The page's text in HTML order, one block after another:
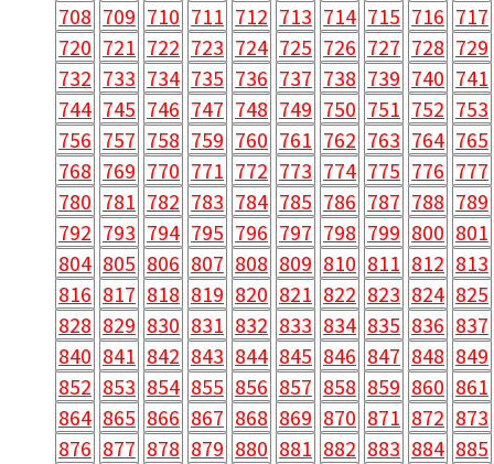
708 709 710 711 712 713 714 715 716 717
720 721 722 723 724 725 726 727 728 729
732 733 734 735 736 737 738 739 740 741
744 745 746 747 748 749 750 751 752 753
756 757 758 759 760 761 762 763 764 765
768 769 770 771 772 773 774 775 776 777
780 781 782 783 784 785 786 787 788 789
792 793 794 795 796 797 798 799 800 801
804 805 806 807 808 809 810 811 812 813
816 817 818 819 820 821 822 823 824 825
828 829 830 831 832 833 834 835 836 837
840 841 842 843 844 845 846 847 848 849
852 853 854 855 856 857 858 859 860 861
864 865 866 867 868 869 870 871 872 873
876 877 878 879 880 881 882 883 884 885